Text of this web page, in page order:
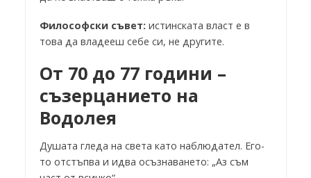
Философски съвет: истинската власт е в
това да владееш себе си, не другите.
От 70 до 77 години –
съзерцанието на
Водолея
Душата гледа на света като наблюдател. Его-
то отстъпва и идва осъзнаването: „Аз съм